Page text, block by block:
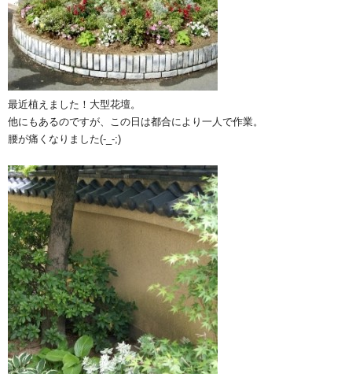
最近植えました！大型花壇。
他にもあるのですが、この日は都合により一人で作業。
腰が痛くなりました(-_-;)